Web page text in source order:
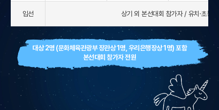
입선 상기 외 본선대회 참가자 / 유치·초등
대상 2명 (문화체육관광부 장관상 1명, 우리은행장상 1명) 포함
본선대회 참가자 전원